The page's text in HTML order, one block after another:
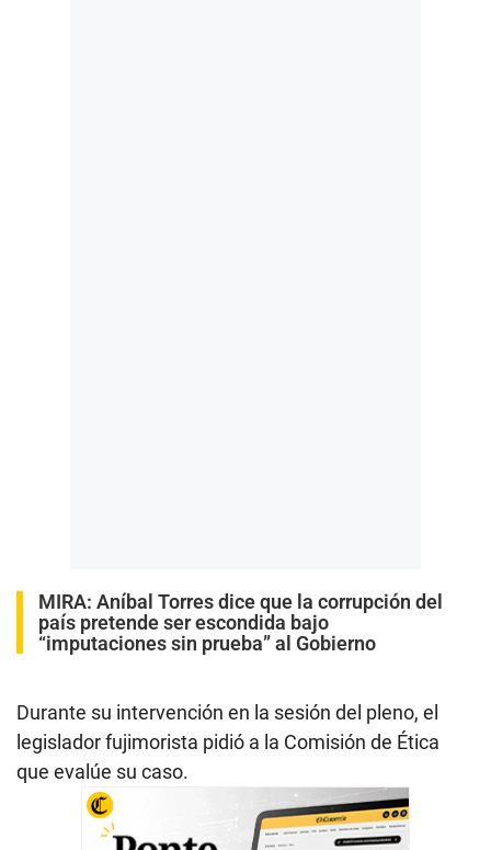
MIRA: Aníbal Torres dice que la corrupción del
país pretende ser escondida bajo
“imputaciones sin prueba” al Gobierno
Durante su intervención en la sesión del pleno, el
legislador fujimorista pidió a la Comisión de Ética
que evalúe su caso.